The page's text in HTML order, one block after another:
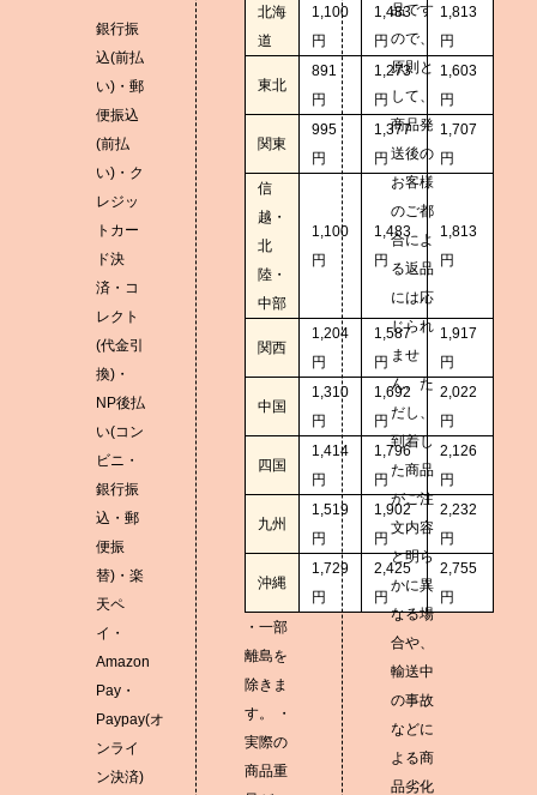
銀行振
込(前払
い)・郵
便振込
(前払
い)・ク
レジッ
トカー
ド決
済・コ
レクト
(代金引
換)・
NP後払
い(コン
ビニ・
銀行振
込・郵
便振
替)・楽
天ペ
イ・
Amazon
Pay・
Paypay(オ
ンライ
ン決済)
北海
道
1,100
円
1,483
円
1,813
円
東北
891
円
1,273
円
1,603
円
関東
995
円
1,377
円
1,707
円
信
越・
北
陸・
中部
1,100
円
1,483
円
1,813
円
関西
1,204
円
1,587
円
1,917
円
中国
1,310
円
1,692
円
2,022
円
四国
1,414
円
1,796
円
2,126
円
九州
1,519
円
1,902
円
2,232
円
沖縄
1,729
円
2,425
円
2,755
円
・一部
離島を
除きま
す。 ・
実際の
商品重
品です
ので、
原則と
して、
商品発
送後の
お客様
のご都
合によ
る返品
には応
じられ
ませ
ん。た
だし、
到着し
た商品
がご注
文内容
と明ら
かに異
なる場
合や、
輸送中
の事故
などに
よる商
品劣化